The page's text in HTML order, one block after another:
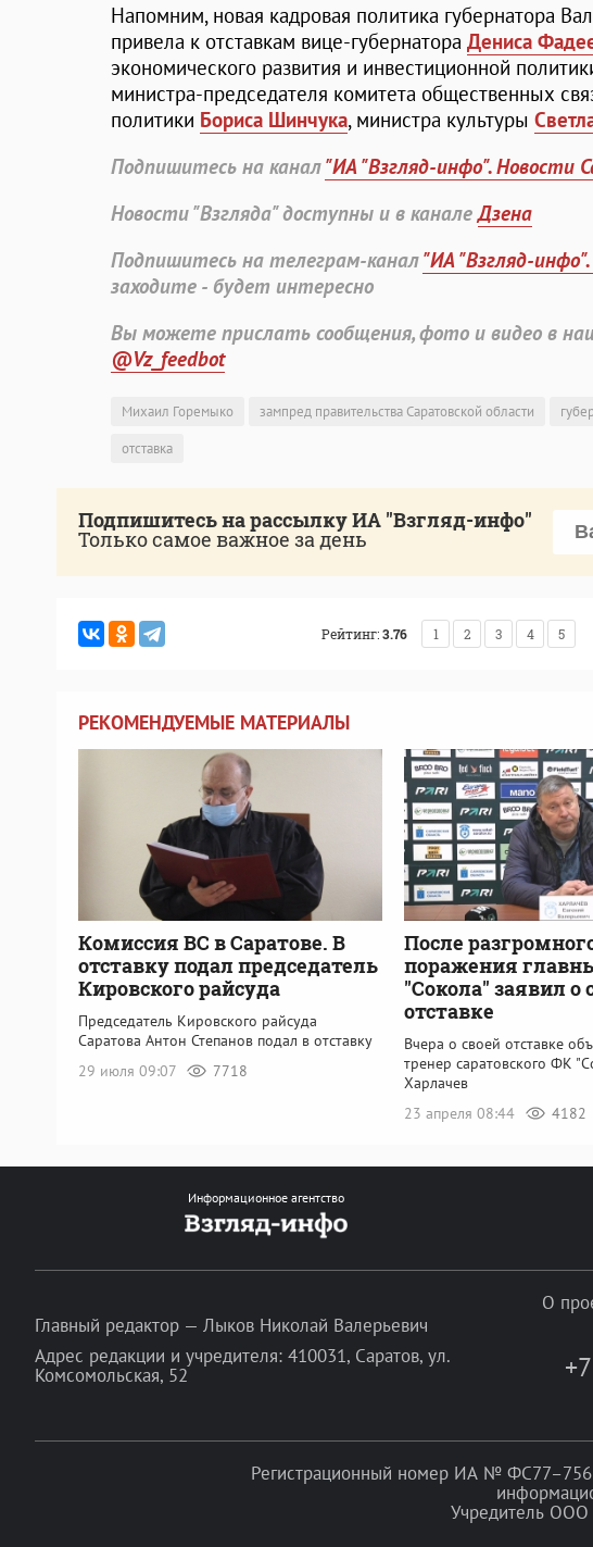
Напомним, новая кадровая политика губернатора
привела к отставкам вице-губернатора Дениса
экономического развития и инвестиционной
министра-председателя комитета общественных
политики Бориса Шинчука, министра культуры
Подпишитесь на канал"ИА "Взгляд-инфо". Новости
Новости "Взгляда" доступны и в каналеДзена
Подпишитесь на телеграм-канал"ИА "Взгляд-
заходите - будет интересно
Вы можете прислать сообщения, фото и видео в
@Vz_feedbot
Михаил Горемыко зампред правительства Саратовской области
отставка
Подпишитесь на рассылку ИА "Взгляд-инфо"
Только самое важное за день
Рейтинг:3.76 1 2 3 4 5
РЕКОМЕНДУЕМЫЕ МАТЕРИАЛЫ
Комиссия ВС в Саратове. В
отставку подал председатель
Кировского райсуда
Председатель Кировского райсуда
Саратова Антон Степанов подал в отставку
29 июля 09:07
7718
После
поражения
"Сокола" заявил о
отставке
Вчера о своей отставке
тренер саратовского ФК
Харлачев
23 апреля 08:44
4182
Информационное агентство
Главный редактор — Лыков Николай Валерьевич
Адрес редакции и учредителя: 410031, Саратов, ул.
Комсомольская, 52
О
Регистрационный номер ИА №
Учредитель